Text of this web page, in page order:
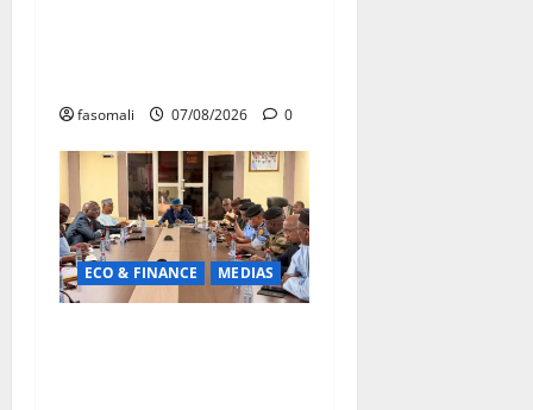
fasomali 07/08/2026 0
ECO & FINANCE MEDIAS